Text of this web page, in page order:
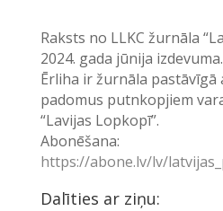
Raksts no LLKC žurnāla
2024. gada jūnija
Ērliha ir žurnāla pastāvīgā
padomus putnkopjiem
“Lavijas Lopkopī”.
Abonēšana:
https://abone.lv/lv/
Dalīties ar ziņu: